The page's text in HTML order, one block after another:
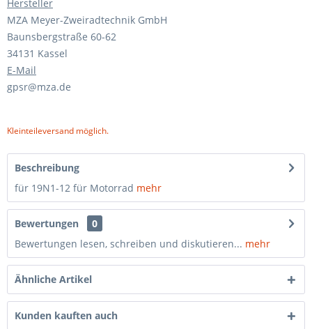
Hersteller
MZA Meyer-Zweiradtechnik GmbH
Baunsbergstraße 60-62
34131 Kassel
E-Mail
gpsr@mza.de
Kleinteileversand möglich.
Beschreibung
für 19N1-12 für Motorrad mehr
Bewertungen
0
Bewertungen lesen, schreiben und diskutieren... mehr
Ähnliche Artikel
Kunden kauften auch